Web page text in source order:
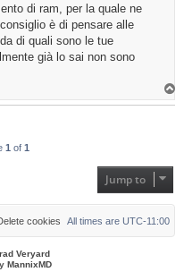
di ram, per la quale ne
è di pensare alle
di quali sono le tue
già lo sai non sono
1 of 1
Jump to
All times are UTC-11:00
cookies
Veryard
MannixMD